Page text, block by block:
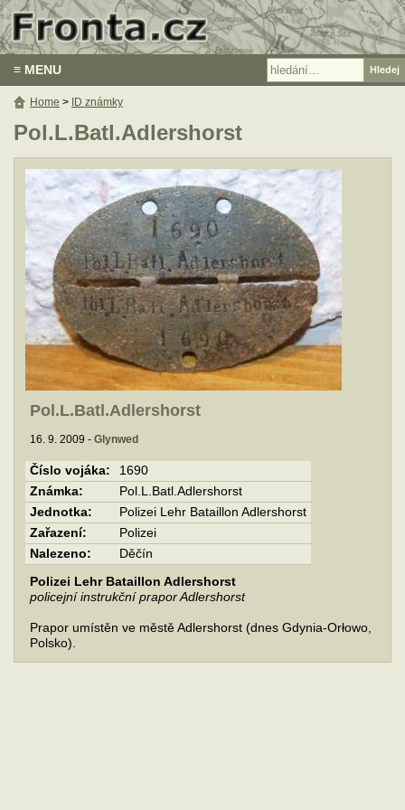
≡ MENU
Pol.L.Batl.Adlershorst
Pol.L.Batl.Adlershorst
16. 9. 2009 - Glynwed
Číslo vojáka:
1690
Známka:
Pol.L.Batl.Adlershorst
Jednotka:
Polizei Lehr Bataillon Adlershorst
Zařazení:
Polizei
Nalezeno:
Děčín
Polizei Lehr Bataillon Adlershorst
policejní instrukční prapor Adlershorst
Prapor umístěn ve městě Adlershorst (dnes Gdynia-Orłowo,
Polsko).
Home > ID známky